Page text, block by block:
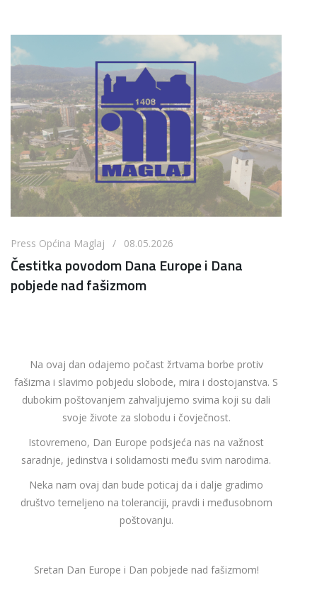
Press Općina Maglaj / 08.05.2026
Čestitka povodom Dana Europe i Dana
pobjede nad fašizmom
Na ovaj dan odajemo počast žrtvama borbe protiv
fašizma i slavimo pobjedu slobode, mira i dostojanstva. S
dubokim poštovanjem zahvaljujemo svima koji su dali
svoje živote za slobodu i čovječnost.
Istovremeno, Dan Europe podsjeća nas na važnost
saradnje, jedinstva i solidarnosti među svim narodima.
Neka nam ovaj dan bude poticaj da i dalje gradimo
društvo temeljeno na toleranciji, pravdi i međusobnom
poštovanju.
Sretan Dan Europe i Dan pobjede nad fašizmom!